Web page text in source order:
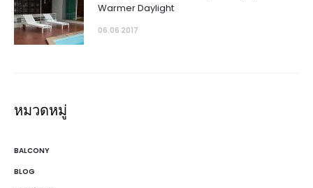
Warmer Daylight
06.06 2017
หมวดหมู่
BALCONY
BLOG